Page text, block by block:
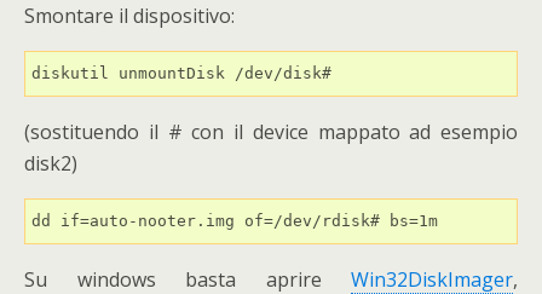
Smontare il dispositivo:
diskutil unmountDisk /dev/disk#
(sostituendo il # con il device mappato ad esempio
disk2)
dd if=auto-nooter.img of=/dev/rdisk# bs=1m
Su windows basta aprire Win32DiskImager,